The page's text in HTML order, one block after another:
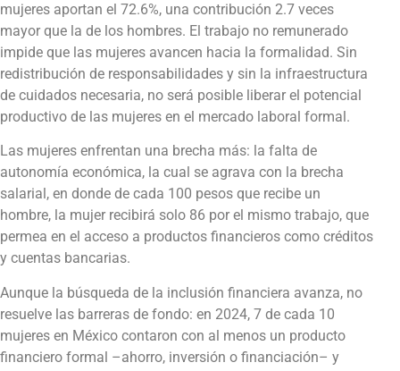
mujeres aportan el 72.6%, una contribución 2.7 veces
mayor que la de los hombres. El trabajo no remunerado
impide que las mujeres avancen hacia la formalidad. Sin
redistribución de responsabilidades y sin la infraestructura
de cuidados necesaria, no será posible liberar el potencial
productivo de las mujeres en el mercado laboral formal.
Las mujeres enfrentan una brecha más: la falta de
autonomía económica, la cual se agrava con la brecha
salarial, en donde de cada 100 pesos que recibe un
hombre, la mujer recibirá solo 86 por el mismo trabajo, que
permea en el acceso a productos financieros como créditos
y cuentas bancarias.
Aunque la búsqueda de la inclusión financiera avanza, no
resuelve las barreras de fondo: en 2024, 7 de cada 10
mujeres en México contaron con al menos un producto
financiero formal –ahorro, inversión o financiación– y